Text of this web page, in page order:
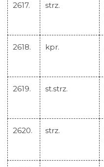
2617. strz.
2618. kpr.
2619. st.strz.
2620. strz.